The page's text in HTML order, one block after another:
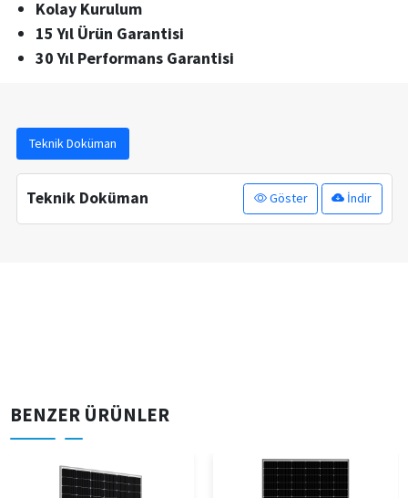
Kolay Kurulum
15 Yıl Ürün Garantisi
30 Yıl Performans Garantisi
Teknik Doküman
Teknik Doküman Göster İndir
BENZER ÜRÜNLER